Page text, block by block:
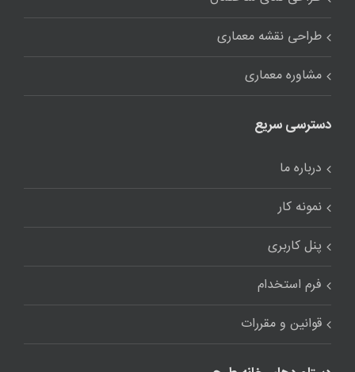
طراحی نقشه معماری
مشاوره معماری
دسترسی سریع
درباره ما
نمونه کار
پنل کاربری
فرم استخدام
قوانین و مقررات